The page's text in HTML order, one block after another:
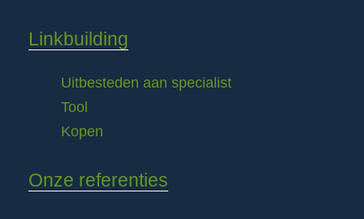
Linkbuilding
Uitbesteden aan specialist
Tool
Kopen
Onze referenties